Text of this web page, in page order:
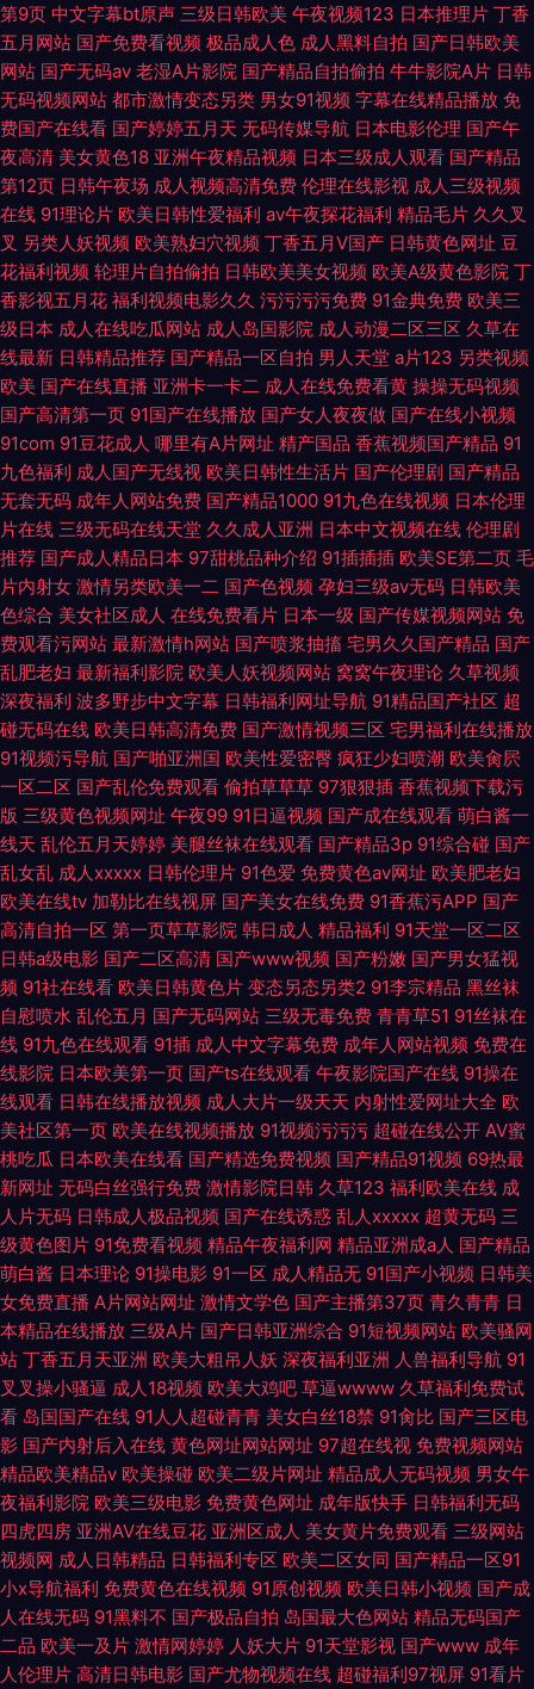
第9页 中文字幕bt原声 三级日韩欧美 午夜视频123 日本推理片 丁香
五月网站 国产免费看视频 极品成人色 成人黑料自拍 国产日韩欧美
网站 国产无码av 老湿A片影院 国产精品自拍偷拍 牛牛影院A片 日韩
无码视频网站 都市激情变态另类 男女91视频 字幕在线精品播放 免
费国产在线看 国产婷婷五月天 无码传媒导航 日本电影伦理 国产午
夜高清 美女黄色18 亚洲午夜精品视频 日本三级成人观看 国产精品
第12页 日韩午夜场 成人视频高清免费 伦理在线影视 成人三级视频
在线 91理论片 欧美日韩性爱福利 av午夜探花福利 精品毛片 久久叉
叉 另类人妖视频 欧美熟妇穴视频 丁香五月V国产 日韩黄色网址 豆
花福利视频 轮理片自拍偷拍 日韩欧美美女视频 欧美A级黄色影院 丁
香影视五月花 福利视频电影久久 污污污污免费 91金典免费 欧美三
级日本 成人在线吃瓜网站 成人岛国影院 成人动漫二区三区 久草在
线最新 日韩精品推荐 国产精品一区自拍 男人天堂 a片123 另类视频
欧美 国产在线直播 亚洲卡一卡二 成人在线免费看黄 操操无码视频
国产高清第一页 91国产在线播放 国产女人夜夜做 国产在线小视频
91com 91豆花成人 哪里有A片网址 精产国品 香蕉视频国产精品 91
九色福利 成人国产无线视 欧美日韩性生活片 国产伦理剧 国产精品
无套无码 成年人网站免费 国产精品1000 91九色在线视频 日本伦理
片在线 三级无码在线天堂 久久成人亚洲 日本中文视频在线 伦理剧
推荐 国产成人精品日本 97甜桃品种介绍 91插插插 欧美SE第二页 毛
片内射女 激情另类欧美一二 国产色视频 孕妇三级av无码 日韩欧美
色综合 美女社区成人 在线免费看片 日本一级 国产传媒视频网站 免
费观看污网站 最新激情h网站 国产喷浆抽搐 宅男久久国产精品 国产
乱肥老妇 最新福利影院 欧美人妖视频网站 窝窝午夜理论 久草视频
深夜福利 波多野步中文字幕 日韩福利网址导航 91精品国产社区 超
碰无码在线 欧美日韩高清免费 国产激情视频三区 宅男福利在线播放
91视频污导航 国产啪亚洲国 欧美性爱密臀 疯狂少妇喷潮 欧美肏屄
一区二区 国产乱伦免费观看 偷拍草草草 97狠狠插 香蕉视频下载污
版 三级黄色视频网址 午夜99 91日逼视频 国产成在线观看 萌白酱一
线天 乱伦五月天婷婷 美腿丝袜在线观看 国产精品3p 91综合碰 国产
乱女乱 成人xxxxx 日韩伦理片 91色爱 免费黄色av网址 欧美肥老妇
欧美在线tv 加勒比在线视屏 国产美女在线免费 91香蕉污APP 国产
高清自拍一区 第一页草草影院 韩日成人 精品福利 91天堂一区二区
日韩a级电影 国产二区高清 国产www视频 国产粉嫩 国产男女猛视
频 91社在线看 欧美日韩黄色片 变态另态另类2 91李宗精品 黑丝袜
自慰喷水 乱伦五月 国产无码网站 三级无毒免费 青青草51 91丝袜在
线 91九色在线观看 91插 成人中文字幕免费 成年人网站视频 免费在
线影院 日本欧美第一页 国产ts在线观看 午夜影院国产在线 91操在
线观看 日韩在线播放视频 成人大片一级天天 内射性爱网址大全 欧
美社区第一页 欧美在线视频播放 91视频污污污 超碰在线公开 AV蜜
桃吃瓜 日本欧美在线看 国产精选免费视频 国产精品91视频 69热最
新网址 无码白丝强行免费 激情影院日韩 久草123 福利欧美在线 成
人片无码 日韩成人极品视频 国产在线诱惑 乱人xxxxx 超黄无码 三
级黄色图片 91免费看视频 精品午夜福利网 精品亚洲成a人 国产精品
萌白酱 日本理论 91操电影 91一区 成人精品无 91国产小视频 日韩美
女免费直播 A片网站网址 激情文学色 国产主播第37页 青久青青 日
本精品在线播放 三级A片 国产日韩亚洲综合 91短视频网站 欧美骚网
站 丁香五月天亚洲 欧美大粗吊人妖 深夜福利亚洲 人兽福利导航 91
叉叉操小骚逼 成人18视频 欧美大鸡吧 草逼wwww 久草福利免费试
看 岛国国产在线 91人人超碰青青 美女白丝18禁 91肏比 国产三区电
影 国产内射后入在线 黄色网址网站网址 97超在线视 免费视频网站
精品欧美精品v 欧美操碰 欧美二级片网址 精品成人无码视频 男女午
夜福利影院 欧美三级电影 免费黄色网址 成年版快手 日韩福利无码
四虎四房 亚洲AV在线豆花 亚洲区成人 美女黄片免费观看 三级网站
视频网 成人日韩精品 日韩福利专区 欧美二区女同 国产精品一区91
小x导航福利 免费黄色在线视频 91原创视频 欧美日韩小视频 国产成
人在线无码 91黑料不 国产极品自拍 岛国最大色网站 精品无码国产
二品 欧美一及片 激情网婷婷 人妖大片 91天堂影视 国产www 成年
人伦理片 高清日韩电影 国产尤物视频在线 超碰福利97视屏 91看片